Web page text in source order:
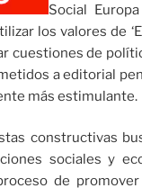
Social
los valores de
cuestiones de
a editorial
más estimulante.
constructivas
sociales y
de